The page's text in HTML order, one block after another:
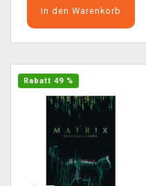
In den Warenkorb
Rabatt 49 %